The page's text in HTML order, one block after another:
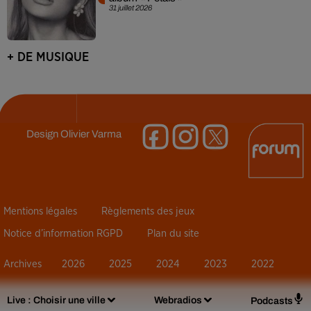
Live : Choisir une ville Webradios Podcasts
31 juillet 2026
+ DE MUSIQUE
DesignOlivier Varma
Mentions légales Règlements des jeux
Notice d’information RGPD Plan du site
Archives 2026 2025 2024 2023 2022